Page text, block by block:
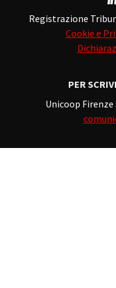
Registrazione
Cookie e
PER
Unicoop Firenze